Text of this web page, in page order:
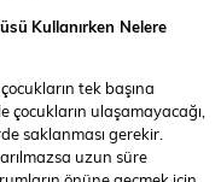
Kullanırken Nelere
tek başına
ulaşamayacağı,
saklanması gerekir.
uzun süre